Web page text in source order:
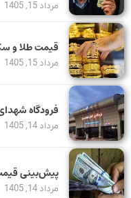
مرداد 15, 1405
قیمت طلا و سکه امروز
مرداد 15, 1405
فرودگاه شهدای
مرداد 14, 1405
پیش‌بینی قیمت دلار فردا ۱۵
مرداد 14, 1405